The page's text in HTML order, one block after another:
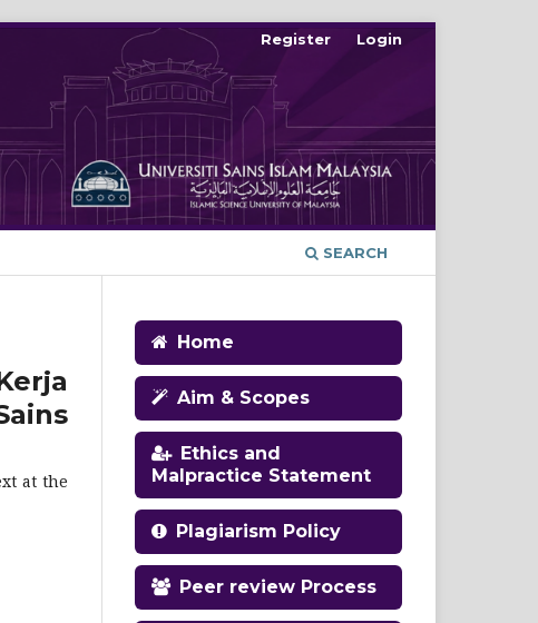
SEARCH
Register Login
at the
Home
Aim & Scopes
Ethics and
Malpractice Statement
Plagiarism Policy
Peer review Process